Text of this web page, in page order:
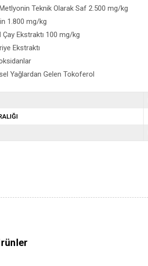
Teknik Olarak Saf 2.500 mg/kg
1.800 mg/kg
Çay Ekstraktı 100 mg/kg
Ekstraktı
Yağlardan Gelen Tokoferol